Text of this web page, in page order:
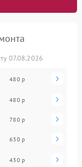
07.08.2026
480 р
480 р
780 р
630 р
430 р